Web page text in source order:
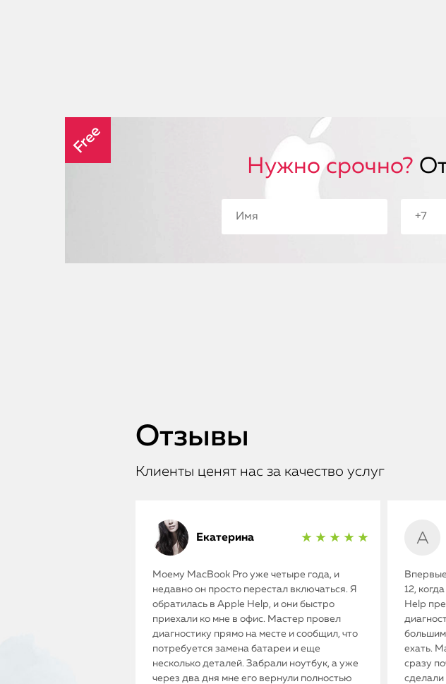
Free
Нужно срочно?
Отзывы
Клиенты ценят нас за качество услуг
Екатерина ★ ★ ★ ★ ★
Моему MacBook Pro уже четыре года, и
недавно он просто перестал включаться. Я
обратилась в Apple Help, и они быстро
приехали ко мне в офис. Мастер провел
диагностику прямо на месте и сообщил, что
потребуется замена батареи и еще
несколько деталей. Забрали ноутбук, а уже
через два дня мне его вернули полностью
Впервые
12,
Help
ехать.
сразу
сделали